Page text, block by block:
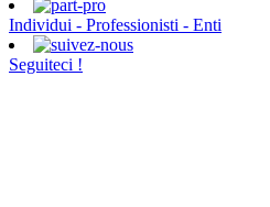
Individui - Professionisti - Enti
Seguiteci !